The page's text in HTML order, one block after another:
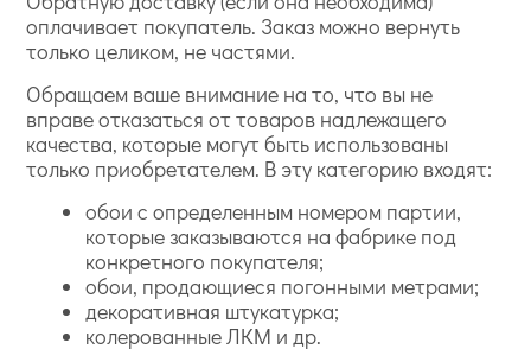
оплачивает покупатель. Заказ можно вернуть
только целиком, не частями.
Обращаем ваше внимание на то, что вы не
вправе отказаться от товаров надлежащего
качества, которые могут быть использованы
только приобретателем. В эту категорию входят:
обои с определенным номером партии,
которые заказываются на фабрике под
конкретного покупателя;
обои, продающиеся погонными метрами;
декоративная штукатурка;
колерованные ЛКМ и др.